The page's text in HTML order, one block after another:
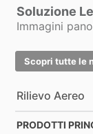
Soluzione
Immagini
Scopri tutte le
Rilievo Aereo
PRODOTTI
È il
Sicuro